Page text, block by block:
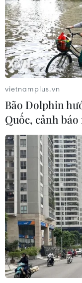
vietnamplus.vn
Bão Dolphin
Quốc, cảnh